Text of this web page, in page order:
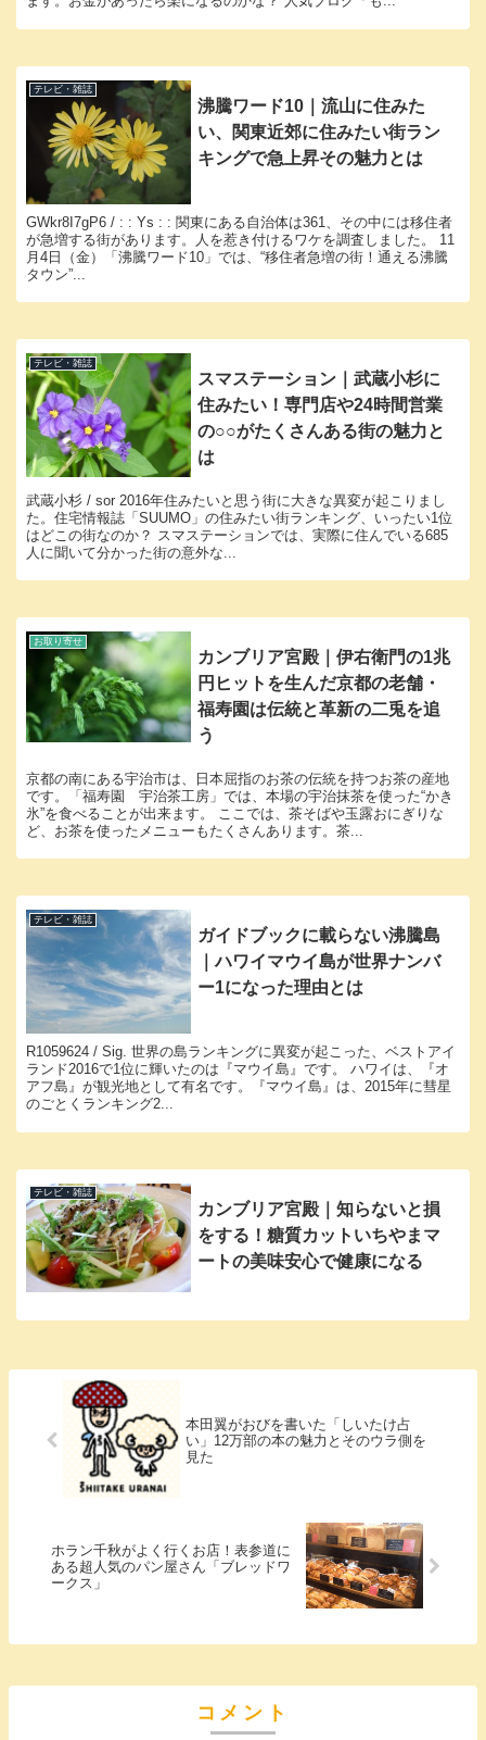
テレビ・雑誌
沸騰ワード10｜流山に住みた
い、関東近郊に住みたい街ラン
キングで急上昇その魅力とは
GWkr8I7gP6 / : : Ys : : 関東にある自治体は361、その中には移住者
が急増する街があります。人を惹き付けるワケを調査しました。 11
月4日（金）「沸騰ワード10」では、“移住者急増の街！通える沸騰
タウン”...
テレビ・雑誌
スマステーション｜武蔵小杉に
住みたい！専門店や24時間営業
の○○がたくさんある街の魅力と
は
武蔵小杉 / sor 2016年住みたいと思う街に大きな異変が起こりまし
た。住宅情報誌「SUUMO」の住みたい街ランキング、いったい1位
はどこの街なのか？ スマステーションでは、実際に住んでいる685
人に聞いて分かった街の意外な...
お取り寄せ
カンブリア宮殿｜伊右衛門の1兆
円ヒットを生んだ京都の老舗・
福寿園は伝統と革新の二兎を追
う
京都の南にある宇治市は、日本屈指のお茶の伝統を持つお茶の産地
です。「福寿園 宇治茶工房」では、本場の宇治抹茶を使った“かき
氷”を食べることが出来ます。 ここでは、茶そばや玉露おにぎりな
ど、お茶を使ったメニューもたくさんあります。茶...
テレビ・雑誌
ガイドブックに載らない沸騰島
｜ハワイマウイ島が世界ナンバ
ー1になった理由とは
R1059624 / Sig. 世界の島ランキングに異変が起こった、ベストアイ
ランド2016で1位に輝いたのは『マウイ島』です。 ハワイは、『オ
アフ島』が観光地として有名です。『マウイ島』は、2015年に彗星
のごとくランキング2...
テレビ・雑誌
カンブリア宮殿｜知らないと損
をする！糖質カットいちやまマ
ートの美味安心で健康になる
本田翼がおびを書いた「しいたけ占
い」12万部の本の魅力とそのウラ側を
見た
ホラン千秋がよく行くお店！表参道に
ある超人気のパン屋さん「ブレッドワ
ークス」
コメント